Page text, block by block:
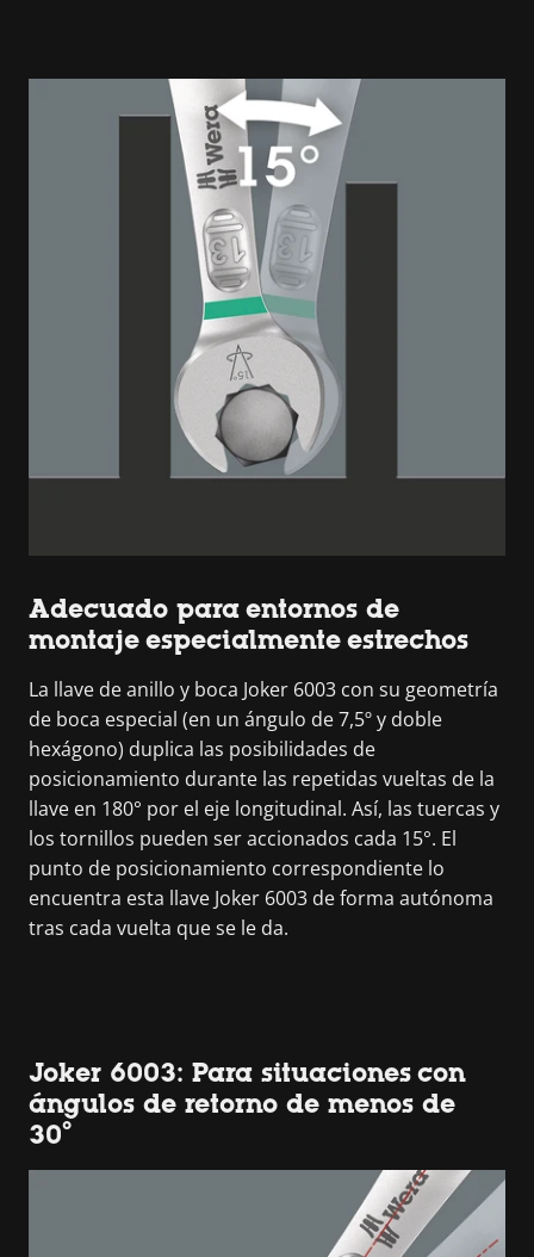
Adecuado para entornos de
montaje especialmente estrechos
La llave de anillo y boca Joker 6003 con su geometría
de boca especial (en un ángulo de 7,5º y doble
hexágono) duplica las posibilidades de
posicionamiento durante las repetidas vueltas de la
llave en 180° por el eje longitudinal. Así, las tuercas y
los tornillos pueden ser accionados cada 15°. El
punto de posicionamiento correspondiente lo
encuentra esta llave Joker 6003 de forma autónoma
tras cada vuelta que se le da.
Joker 6003: Para situaciones con
ángulos de retorno de menos de
30°